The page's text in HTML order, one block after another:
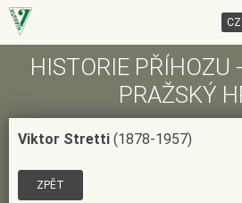
HISTORIE PŘÍHOZU
PRAŽSKÝ
Viktor Stretti (1878-1957)
ZPĚT
CZ